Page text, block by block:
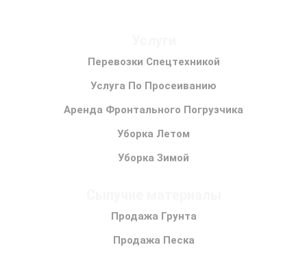
Перевозки Спецтехникой
Услуга По Просеиванию
Аренда Фронтального Погрузчика
Уборка Летом
Уборка Зимой
Продажа Грунта
Продажа Песка